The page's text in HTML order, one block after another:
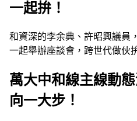
一起拚！
和資深的李余典、許昭興議員
一起舉辦座談會，跨世代做伙
萬大中和線主線動
向一大步！